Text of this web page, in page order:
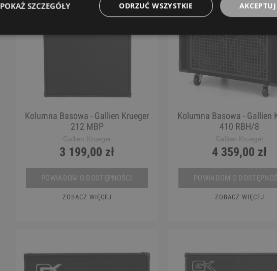
Kolumna Basowa - Gallien Krueger
212 MBP
Gallien-Krueger
3 199,00 zł
POWIADOM O DOSTĘPNOŚCI
ZOBACZ WIĘCEJ
Kolumna Basowa - Gallien
410 RBH/8
Gallien-Krueger
4 359,00 zł
POWIADOM O
ZOBACZ WIĘCEJ
ODRZUĆ WSZYSTKIE
POKAŻ SZCZEGÓŁY